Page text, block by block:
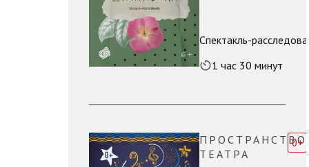
Спектакль-
1 час 30 минут
ПРОСТРАНСТВО
ТЕАТРА
0+